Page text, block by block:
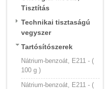
Tisztítás
Technikai tisztaságú
vegyszer
Tartósítószerek
Nátrium-benzoát, E211 - (
100 g )
Nátrium-benzoát, E211 - (